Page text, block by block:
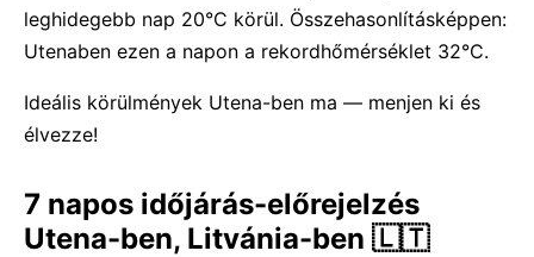
leghidegebb nap 20°C körül. Összehasonlításképpen:
Utenaben ezen a napon a rekordhőmérséklet 32°C.
Ideális körülmények Utena-ben ma — menjen ki és
élvezze!
7 napos időjárás-előrejelzés
Utena-ben, Litvánia-ben 🇱🇹